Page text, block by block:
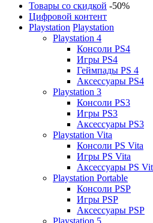
Товары со скидкой -50%
Цифровой контент
Playstation Playstation
Playstation 4
Консоли PS4
Игры PS4
Геймпады PS 4
Аксессуары PS4
Playstation 3
Консоли PS3
Игры PS3
Аксессуары PS3
Playstation Vita
Консоли PS Vita
Игры PS Vita
Аксессуары PS
Playstation Portable
Консоли PSP
Игры PSP
Аксессуары PSP